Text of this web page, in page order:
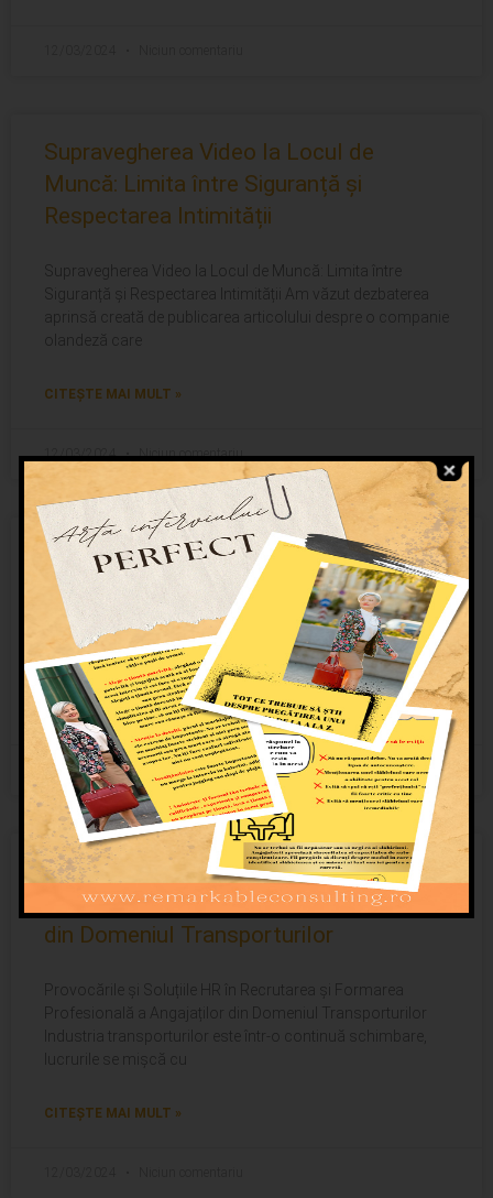
Supravegherea Video la Locul de
Muncă: Limita între Siguranță și
Respectarea Intimității
Supravegherea Video la Locul de Muncă: Limita între
Siguranță și Respectarea Intimității Am văzut dezbaterea
aprinsă creată de publicarea articolului despre o companie
olandeză care
CITEȘTE MAI MULT »
12/03/2024 Niciun comentariu
Nu mai este un secret pentru nimeni
Cu fiecare an care trece, România devine o destinație tot
mai atractivă pentru forța de muncă extracomunitară.
Deficitul de 70.000 de șoferi profesioniști pe piața
CITEȘTE MAI MULT »
12/03/2024 Niciun comentariu
Provocările și Soluțiile HR în Recrutarea
și Formarea Profesională a Angajaților
din Domeniul Transporturilor
Provocările și Soluțiile HR în Recrutarea și Formarea
Profesională a Angajaților din Domeniul Transporturilor
Industria transporturilor este într-o continuă schimbare,
lucrurile se mișcă cu
CITEȘTE MAI MULT »